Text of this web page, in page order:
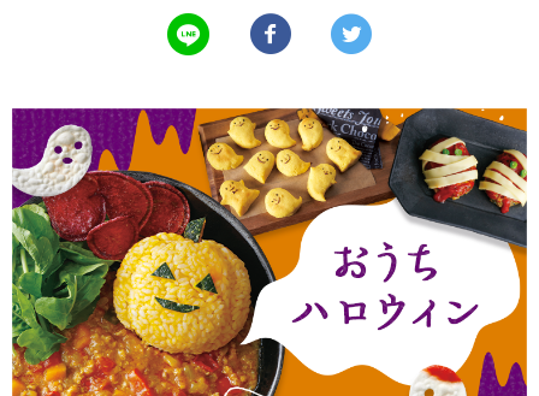
LINEで送る Facebookでシェアする